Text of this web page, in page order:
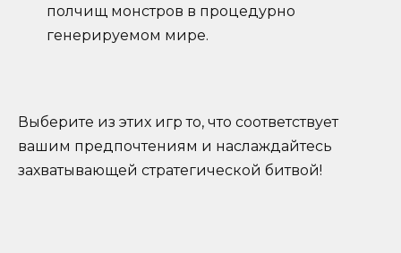
полчищ монстров в процедурно
генерируемом мире.
Выберите из этих игр то, что соответствует
вашим предпочтениям и наслаждайтесь
захватывающей стратегической битвой!